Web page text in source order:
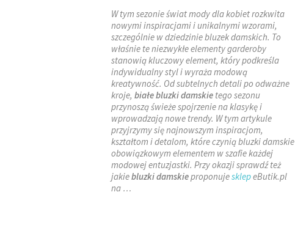
W tym sezonie świat mody dla kobiet rozkwita
nowymi inspiracjami i unikalnymi wzorami,
szczególnie w dziedzinie bluzek damskich. To
właśnie te niezwykłe elementy garderoby
stanowią kluczowy element, który podkreśla
indywidualny styl i wyraża modową
kreatywność. Od subtelnych detali po odważne
kroje, białe bluzki damskie tego sezonu
przynoszą świeże spojrzenie na klasykę i
wprowadzają nowe trendy. W tym artykule
przyjrzymy się najnowszym inspiracjom,
kształtom i detalom, które czynią bluzki damskie
obowiązkowym elementem w szafie każdej
modowej entuzjastki. Przy okazji sprawdź też
jakiebluzki damskieproponujesklepeButik.pl
na …